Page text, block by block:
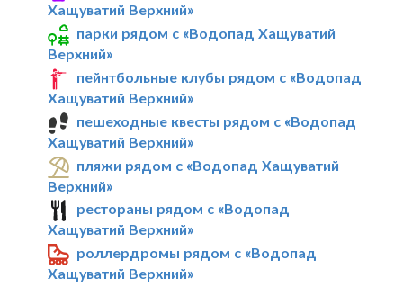
Хащуватий Верхний»
парки рядом с «Водопад Хащуватий
Верхний»
пейнтбольные клубы рядом с «Водопад
Хащуватий Верхний»
пешеходные квесты рядом с «Водопад
Хащуватий Верхний»
пляжи рядом с «Водопад Хащуватий
Верхний»
рестораны рядом с «Водопад
Хащуватий Верхний»
роллердромы рядом с «Водопад
Хащуватий Верхний»